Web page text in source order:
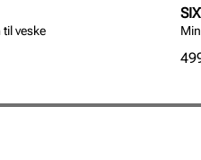
veske